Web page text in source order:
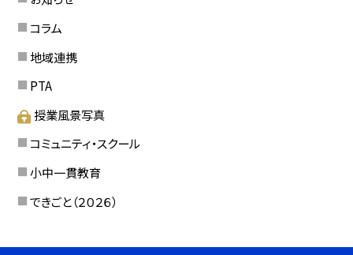
コラム
地域連携
PTA
授業風景写真
コミュニティ・スクール
小中一貫教育
できごと（２０２６）